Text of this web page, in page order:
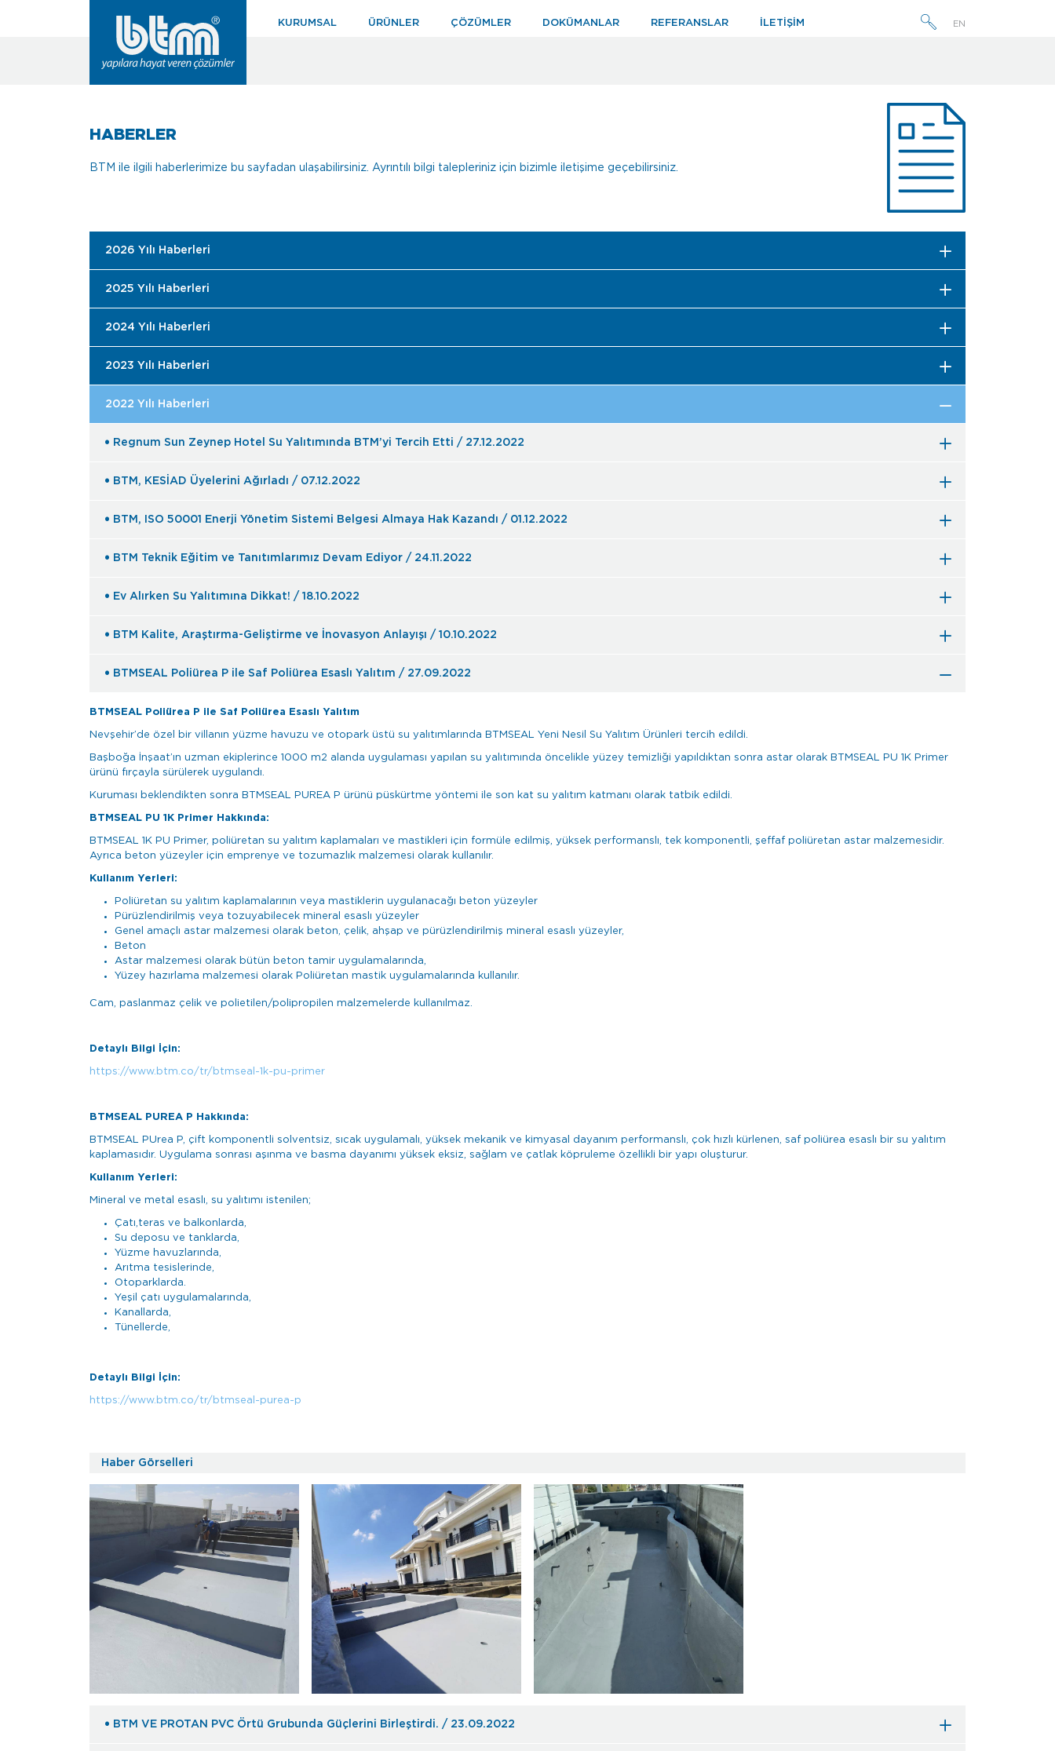
KURUMSAL ÜRÜNLER ÇÖZÜMLER DOKÜMANLAR REFERANSLAR İLETİŞİM EN
HABERLER
BTM ile ilgili haberlerimize bu sayfadan ulaşabilirsiniz. Ayrıntılı bilgi talepleriniz için bizimle iletişime geçebilirsiniz.
2026 Yılı Haberleri
2025 Yılı Haberleri
2024 Yılı Haberleri
2023 Yılı Haberleri
2022 Yılı Haberleri
Regnum Sun Zeynep Hotel Su Yalıtımında BTM’yi Tercih Etti / 27.12.2022
BTM, KESİAD Üyelerini Ağırladı / 07.12.2022
BTM, ISO 50001 Enerji Yönetim Sistemi Belgesi Almaya Hak Kazandı / 01.12.2022
BTM Teknik Eğitim ve Tanıtımlarımız Devam Ediyor / 24.11.2022
Ev Alırken Su Yalıtımına Dikkat! / 18.10.2022
BTM Kalite, Araştırma-Geliştirme ve İnovasyon Anlayışı / 10.10.2022
BTMSEAL Poliürea P ile Saf Poliürea Esaslı Yalıtım / 27.09.2022
BTMSEAL Poliürea P ile Saf Poliürea Esaslı Yalıtım
Nevşehir’de özel bir villanın yüzme havuzu ve otopark üstü su yalıtımlarında BTMSEAL Yeni Nesil Su Yalıtım Ürünleri tercih edildi.
Başboğa İnşaat’ın uzman ekiplerince 1000 m2 alanda uygulaması yapılan su yalıtımında öncelikle yüzey temizliği yapıldıktan sonra astar olarak BTMSEAL PU 1K Primer
ürünü fırçayla sürülerek uygulandı.
Kuruması beklendikten sonra BTMSEAL PUREA P ürünü püskürtme yöntemi ile son kat su yalıtım katmanı olarak tatbik edildi.
BTMSEAL PU 1K Primer Hakkında:
BTMSEAL 1K PU Primer, poliüretan su yalıtım kaplamaları ve mastikleri için formüle edilmiş, yüksek performanslı, tek komponentli, şeffaf poliüretan astar malzemesidir.
Ayrıca beton yüzeyler için emprenye ve tozumazlık malzemesi olarak kullanılır.
Kullanım Yerleri:
Poliüretan su yalıtım kaplamalarının veya mastiklerin uygulanacağı beton yüzeyler
Pürüzlendirilmiş veya tozuyabilecek mineral esaslı yüzeyler
Genel amaçlı astar malzemesi olarak beton, çelik, ahşap ve pürüzlendirilmiş mineral esaslı yüzeyler,
Beton
Astar malzemesi olarak bütün beton tamir uygulamalarında,
Yüzey hazırlama malzemesi olarak Poliüretan mastik uygulamalarında kullanılır.
Cam, paslanmaz çelik ve polietilen/polipropilen malzemelerde kullanılmaz.
Detaylı Bilgi İçin:
https://www.btm.co/tr/btmseal-1k-pu-primer
BTMSEAL PUREA P Hakkında:
BTMSEAL PUrea P, çift komponentli solventsiz, sıcak uygulamalı, yüksek mekanik ve kimyasal dayanım performanslı, çok hızlı kürlenen, saf poliürea esaslı bir su yalıtım
kaplamasıdır. Uygulama sonrası aşınma ve basma dayanımı yüksek eksiz, sağlam ve çatlak köpruleme özellikli bir yapı oluşturur.
Kullanım Yerleri:
Mineral ve metal esaslı, su yalıtımı istenilen;
Çatı,teras ve balkonlarda,
Su deposu ve tanklarda,
Yüzme havuzlarında,
Arıtma tesislerinde,
Otoparklarda.
Yeşil çatı uygulamalarında,
Kanallarda,
Tünellerde,
Detaylı Bilgi İçin:
https://www.btm.co/tr/btmseal-purea-p
Haber Görselleri
BTM VE PROTAN PVC Örtü Grubunda Güçlerini Birleştirdi. / 23.09.2022